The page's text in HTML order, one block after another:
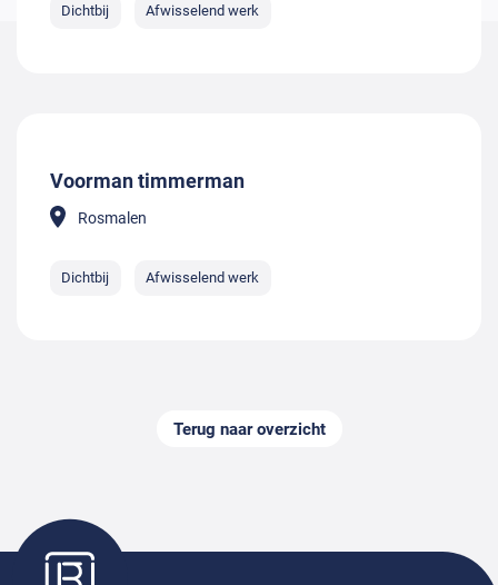
Dichtbij Afwisselend werk
Voorman timmerman
Rosmalen
Dichtbij Afwisselend werk
Terug naar overzicht